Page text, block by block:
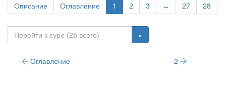
Описание Оглавление 1 2 3 ↔ 27 28
»
Оглавление 2